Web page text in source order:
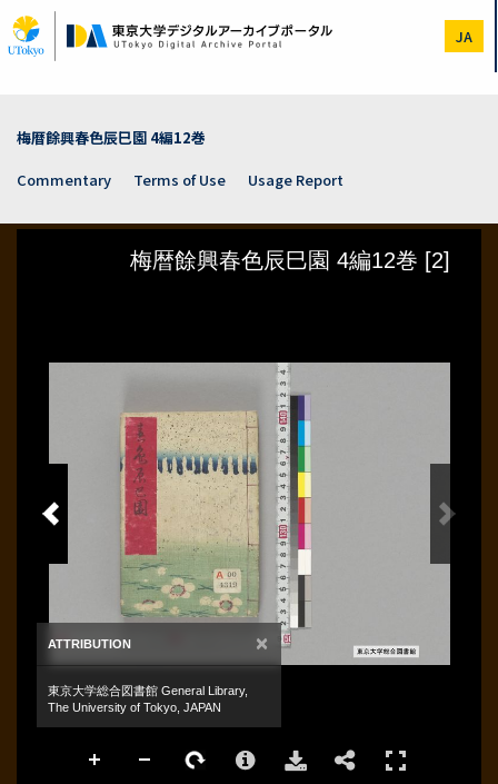
to
main
JA
梅暦餘興春色辰巳園 4編12巻
Commentary
Terms of Use Usage Report